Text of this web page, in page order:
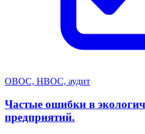
ОВОС, НВОС, аудит
Частые ошибки в
предприятий.